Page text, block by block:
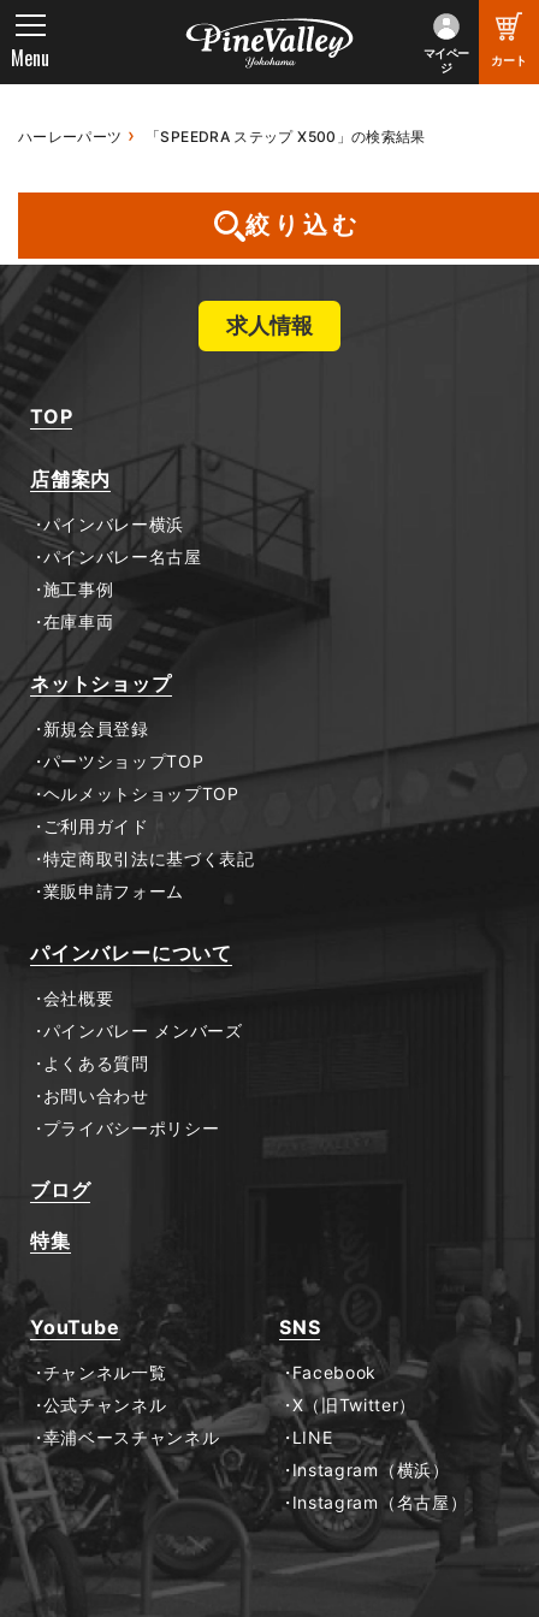
マイペー
ジ
カート
Menu
ハーレーパーツ 「SPEEDRA ステップ X500」の検索結果
絞り込む
お探しの商品は見つかりませんでした
求人情報
TOP
店舗案内
パインバレー横浜
パインバレー名古屋
施工事例
在庫車両
ネットショップ
新規会員登録
パーツショップTOP
ヘルメットショップTOP
ご利用ガイド
特定商取引法に基づく表記
業販申請フォーム
パインバレーについて
会社概要
パインバレー メンバーズ
よくある質問
お問い合わせ
プライバシーポリシー
ブログ
特集
YouTube
チャンネル一覧
公式チャンネル
幸浦ベースチャンネル
SNS
Facebook
X（旧Twitter）
LINE
Instagram（横浜）
Instagram（名古屋）